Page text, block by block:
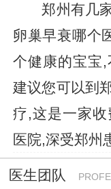
郑州有几家
卵巢早衰哪个
个健康的宝宝
建议您可以到
疗,这是一家
医院,深受郑州
医生团队